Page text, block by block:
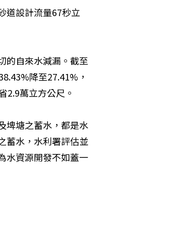
道設計流量67秒立
的自來水減漏。截至
降至27.41%，
2.9萬立方公尺。
埤塘之蓄水，都是水
蓄水，水利署評估並
水資源開發不如蓋一